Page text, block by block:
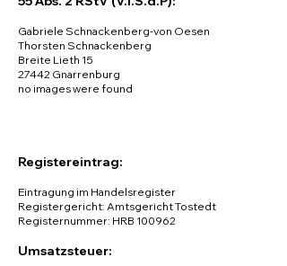
Gabriele Schnackenberg-von Oesen
Thorsten Schnackenberg
Breite Lieth 15
27442 Gnarrenburg
no images were found
Registereintrag:
Eintragung im Handelsregister
Registergericht: Amtsgericht Tostedt
Registernummer: HRB 100962
Umsatzsteuer: